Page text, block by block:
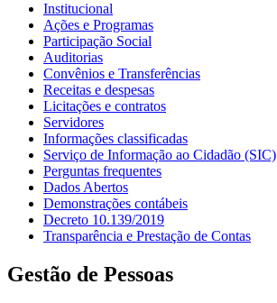
Institucional
Ações e Programas
Participação Social
Auditorias
Convênios e Transferências
Receitas e despesas
Licitações e contratos
Servidores
Informações classificadas
Serviço de Informação ao Cidadão (SIC)
Perguntas frequentes
Dados Abertos
Demonstrações contábeis
Decreto 10.139/2019
Transparência e Prestação de Contas
Gestão de Pessoas